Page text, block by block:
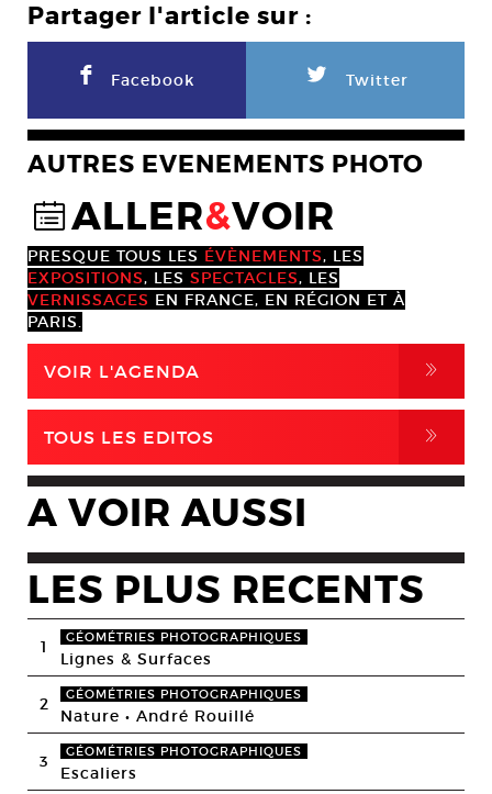
Partager l'article sur :
F Facebook L Twitter
AUTRES EVENEMENTS PHOTO
@ALLER&VOIR
PRESQUE TOUS LES ÉVÈNEMENTS, LES
EXPOSITIONS, LES SPECTACLES, LES
VERNISSAGES EN FRANCE, EN RÉGION ET À
PARIS.
VOIR L'AGENDA ,
TOUS LES EDITOS ,
A VOIR AUSSI
LES PLUS RECENTS
1 GÉOMÉTRIES PHOTOGRAPHIQUES
Lignes & Surfaces
2 GÉOMÉTRIES PHOTOGRAPHIQUES
Nature • André Rouillé
3 GÉOMÉTRIES PHOTOGRAPHIQUES
Escaliers